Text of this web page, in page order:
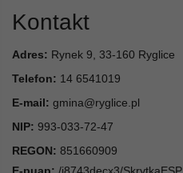
Kontakt
Adres: Rynek 9, 33-160 Ryglice
Telefon: 14 6541019
E-mail: gmina@ryglice.pl
NIP: 993-033-72-47
REGON: 851660909